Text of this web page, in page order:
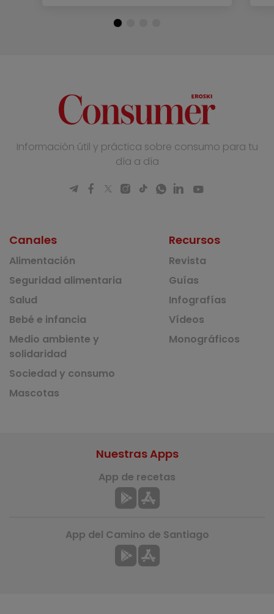
Información útil y práctica sobre consumo para tu
día a día
Canales
Alimentación
Seguridad alimentaria
Salud
Bebé e infancia
Medio ambiente y
solidaridad
Sociedad y consumo
Mascotas
Recursos
Revista
Guías
Infografías
Vídeos
Monográficos
Nuestras Apps
App de recetas
App del Camino de Santiago